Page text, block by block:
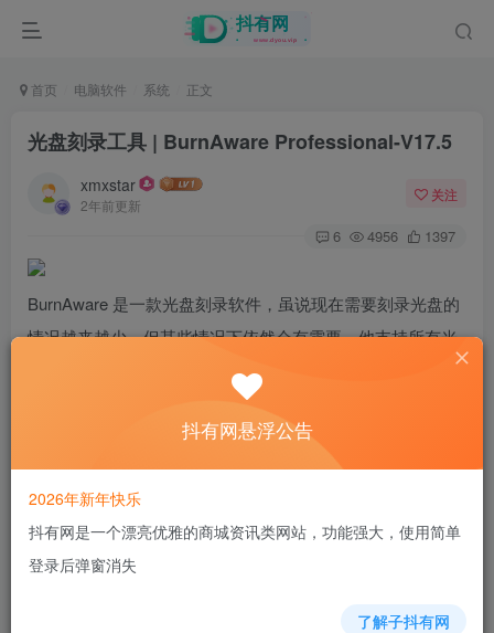
首页 电脑软件 系统 正文
光盘刻录工具 | BurnAware Professional-V17.5
xmxstar
2年前更新
关注
6 4956 1397
BurnAware 是一款光盘刻录软件，虽说现在需要刻录光盘的
情况越来越少，但某些情况下依然会有需要，他支持所有光
盘类型，无论是DVD，VCD，蓝光光盘，双层光盘，无论是
操作系统，还是数据光盘通通可以搞定。
已破解、免费使用所有功能
轻精简、删除多余语言文件
抖有网悬浮公告
2026年新年快乐
抖有网是一个漂亮优雅的商城资讯类网站，功能强大，使用简单
登录后弹窗消失
了解子抖有网